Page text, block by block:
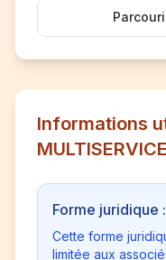
Informations
Forme juridique
Cette forme
limitée aux